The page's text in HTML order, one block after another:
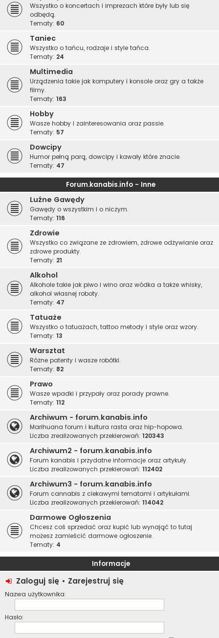
Wszystko o koncertach i imprezach które były lub się
odbędą.
Tematy: 60
Taniec
Wszystko o tańcu, rodzaje i style tańca.
Tematy: 24
Multimedia
Urządzenia takie jak komputery i konsole oraz gry a także
filmy.
Tematy: 163
Hobby
Wasze hobby i zainteresowania oraz passie.
Tematy: 57
Dowcipy
Humor pełną parą, dowcipy i kawały które znacie.
Tematy: 47
Forum.kanabis.info - Inne
Luźne Gawędy
Gawędy o wszystkim i o niczym.
Tematy: 116
Zdrowie
Wszystko co związane ze zdrowiem, zdrowe odżywianie oraz
zdrowe produkty.
Tematy: 21
Alkohol
Alkohole takie jak piwo i wino oraz wódka a także whisky,
alkohol własnej roboty.
Tematy: 47
Tatuaże
Wszystko o tatuażach, tattoo metody i style oraz wzory.
Tematy: 13
Warsztat
Różne patenty i wasze robótki.
Tematy: 82
Prawo
Wasze wpadki i przypały oraz porady prawne.
Tematy: 112
Archiwum - forum.kanabis.info
Marihuana forum i kultura rasta oraz hip-hopowa.
Liczba zrealizowanych przekierowań: 120343
Archiwum2 - forum.kanabis.info
Forum kanabis i przydatne informacje oraz artykuły.
Liczba zrealizowanych przekierowań: 112402
Archiwum3 - forum.kanabis.info
Forum cannabis z ciekawymi tematami i artykułami.
Liczba zrealizowanych przekierowań: 114042
Darmowe Ogłoszenia
Chcesz coś sprzedać oraz kupić lub wynająć to tutaj
możesz zamieścić darmowe ogłoszenie.
Tematy: 4
Informacje
Zaloguj się • Zarejestruj się
Nazwa użytkownika:
Hasło: